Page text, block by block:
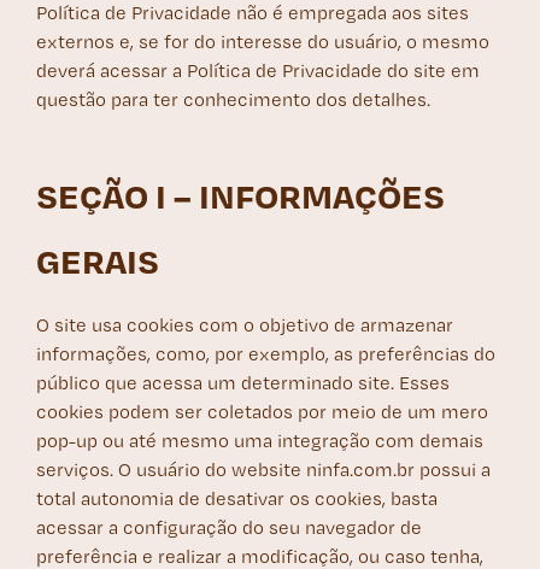
Política de Privacidade não é empregada aos sites
externos e, se for do interesse do usuário, o mesmo
deverá acessar a Política de Privacidade do site em
questão para ter conhecimento dos detalhes.
SEÇÃO I – INFORMAÇÕES
GERAIS
O site usa cookies com o objetivo de armazenar
informações, como, por exemplo, as preferências do
público que acessa um determinado site. Esses
cookies podem ser coletados por meio de um mero
pop-up ou até mesmo uma integração com demais
serviços. O usuário do website ninfa.com.br possui a
total autonomia de desativar os cookies, basta
acessar a configuração do seu navegador de
preferência e realizar a modificação, ou caso tenha,